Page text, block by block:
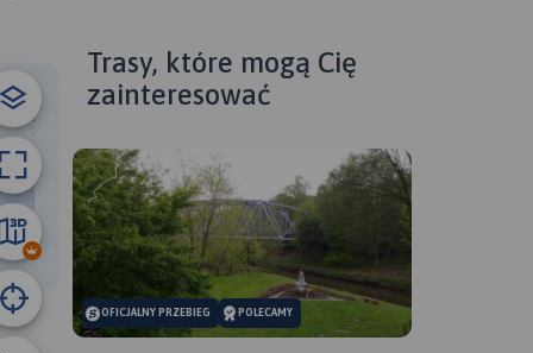
km
Trasy, które mogą Cię
zainteresować
OFICJALNY PRZEBIEG POLECAMY